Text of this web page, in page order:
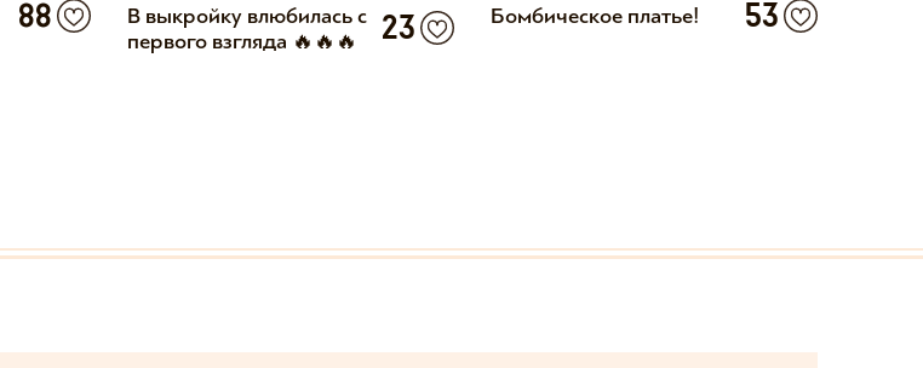
88
В выкройку влюбилась с
первого взгляда 🔥🔥🔥
23 Бомбическое платье! 53